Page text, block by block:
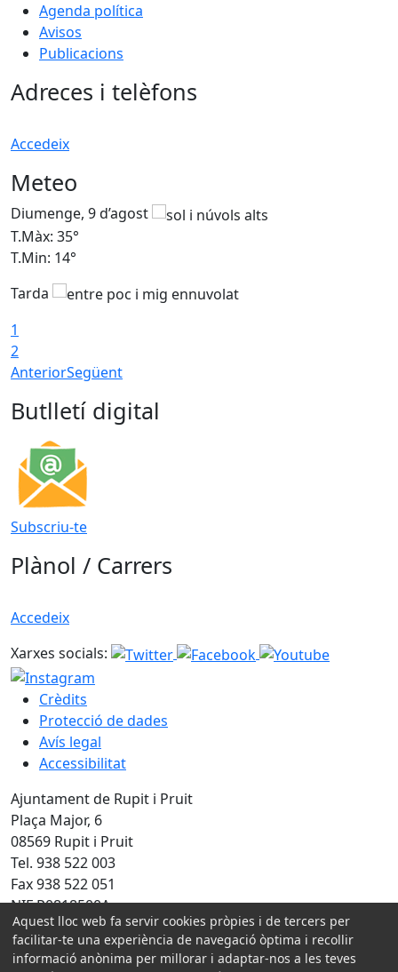
Agenda política
Avisos
Publicacions
Adreces i telèfons
Accedeix
Meteo
Diumenge, 9 d’agost
T.Màx: 35°
T.Min: 14°
Tarda
1
2
AnteriorSegüent
Butlletí digital
Subscriu-te
Plànol / Carrers
Accedeix
Xarxes socials:
Crèdits
Protecció de dades
Avís legal
Accessibilitat
Ajuntament de Rupit i Pruit
Plaça Major, 6
08569 Rupit i Pruit
Tel. 938 522 003
Fax 938 522 051
NIF P0818500A
Amb la col·laboració de:
Aquest lloc web fa servir cookies pròpies i de tercers per
facilitar-te una experiència de navegació òptima i recollir
informació anònima per millorar i adaptar-nos a les teves